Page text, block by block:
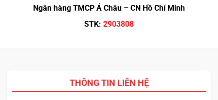
Ngân hàng TMCP Á Châu – CN Hồ Chí Minh
STK: 2903808
THÔNG TIN LIÊN HỆ